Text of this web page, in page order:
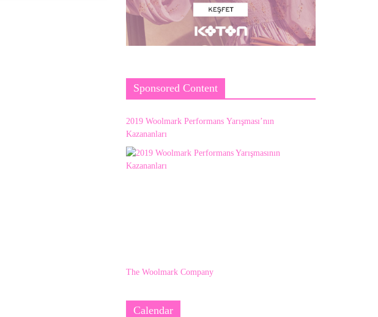
Sponsored Content
2019 Woolmark Performans Yarışması’nın
Kazananları
The Woolmark Company
Calendar